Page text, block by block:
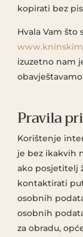
kopirati bez
Hvala Vam
izuzetno nam
Pravila
Korištenje
je bez ikakvih
ako posjetitelj
kontaktirati
osobnih
osobnih
za obradu,